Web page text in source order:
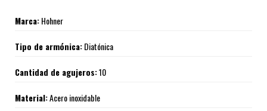
Marca:Hohner
Tipo de armónica:Diatónica
Cantidad de agujeros:10
Material:Acero inoxidable